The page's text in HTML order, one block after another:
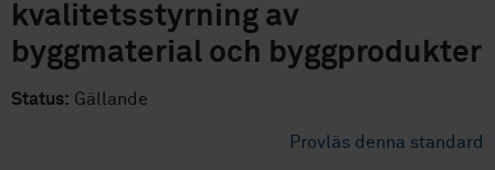
kvalitetsstyrning av
byggmaterial och byggprodukter
Status: Gällande
Provläs denna standard